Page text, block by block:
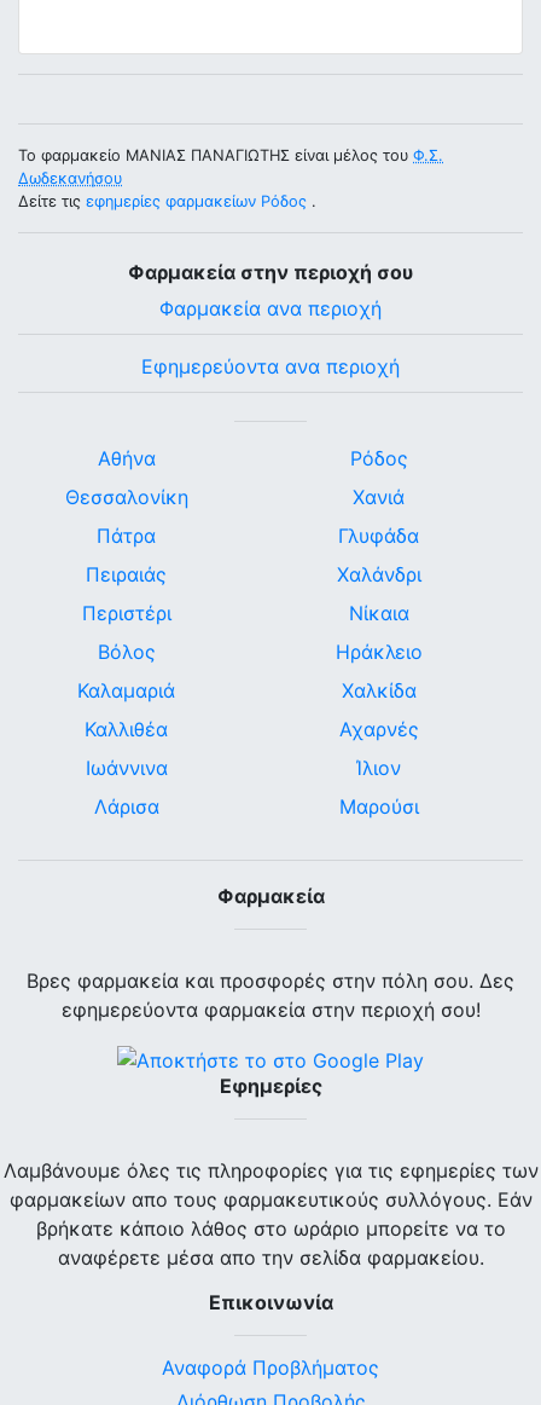
Το φαρμακείο ΜΑΝΙΑΣ ΠΑΝΑΓΙΩΤΗΣ είναι μέλος του Φ.Σ.
Δωδεκανήσου
Δείτε τις εφημερίες φαρμακείων Ρόδος .
Φαρμακεία στην περιοχή σου
Φαρμακεία ανα περιοχή
Εφημερεύοντα ανα περιοχή
Αθήνα
Θεσσαλονίκη
Πάτρα
Πειραιάς
Περιστέρι
Βόλος
Καλαμαριά
Καλλιθέα
Ιωάννινα
Λάρισα
Ρόδος
Χανιά
Γλυφάδα
Χαλάνδρι
Νίκαια
Ηράκλειο
Χαλκίδα
Αχαρνές
Ίλιον
Μαρούσι
Φαρμακεία
Βρες φαρμακεία και προσφορές στην πόλη σου. Δες
εφημερεύοντα φαρμακεία στην περιοχή σου!
Εφημερίες
Λαμβάνουμε όλες τις πληροφορίες για τις εφημερίες των
φαρμακείων απο τους φαρμακευτικούς συλλόγους. Εάν
βρήκατε κάποιο λάθος στο ωράριο μπορείτε να το
αναφέρετε μέσα απο την σελίδα φαρμακείου.
Επικοινωνία
Αναφορά Προβλήματος